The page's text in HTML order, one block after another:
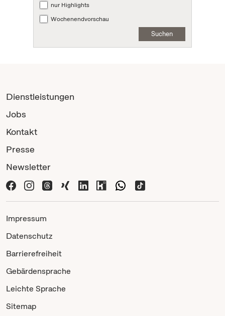
nur Highlights
Wochenendvorschau
Suchen
Dienstleistungen
Jobs
Kontakt
Presse
Newsletter
Impressum
Datenschutz
Barrierefreiheit
Gebärdensprache
Leichte Sprache
Sitemap